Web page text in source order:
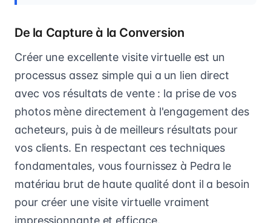
De la Capture à la Conversion
Créer une excellente visite virtuelle est un
processus assez simple qui a un lien direct
avec vos résultats de vente : la prise de vos
photos mène directement à l'engagement des
acheteurs, puis à de meilleurs résultats pour
vos clients. En respectant ces techniques
fondamentales, vous fournissez à Pedra le
matériau brut de haute qualité dont il a besoin
pour créer une visite virtuelle vraiment
impressionnante et efficace.